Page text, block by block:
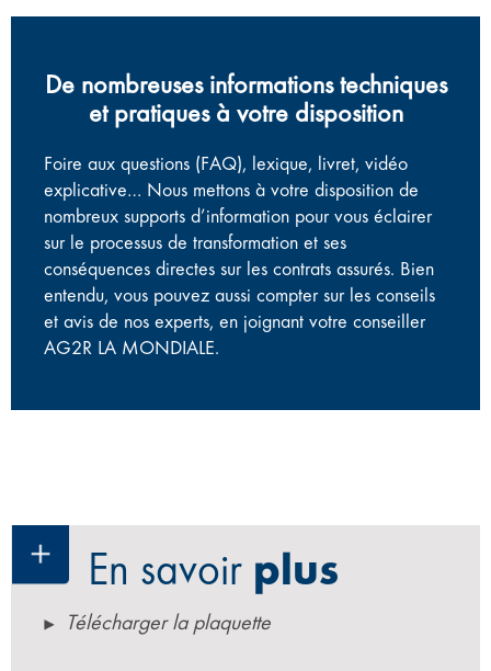
De nombreuses informations techniques
et pratiques à votre disposition
Foire aux questions (FAQ), lexique, livret, vidéo
explicative… Nous mettons à votre disposition de
nombreux supports d’information pour vous éclairer
sur le processus de transformation et ses
conséquences directes sur les contrats assurés. Bien
entendu, vous pouvez aussi compter sur les conseils
et avis de nos experts, en joignant votre conseiller
AG2R LA MONDIALE.
En savoir plus
Télécharger la plaquette